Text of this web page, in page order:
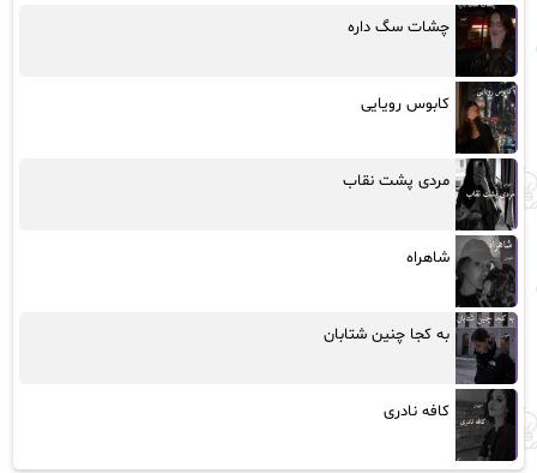
چشات سگ داره
کابوس رویایی
مردی پشت نقاب
شاهراه
به کجا چنین شتابان
کافه نادری